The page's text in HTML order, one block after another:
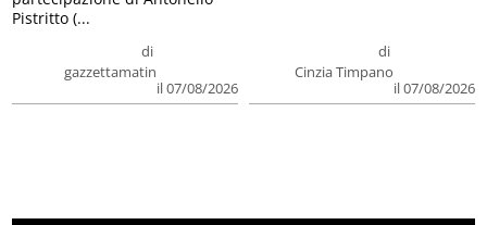
di
gazzettamatin
il 07/08/2026
Pistritto (...
di
Cinzia Timpano
il 07/08/2026